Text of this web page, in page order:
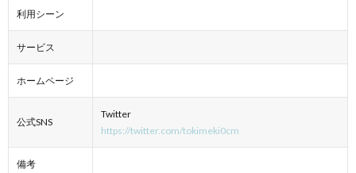
利用シーン
サービス
ホームページ
公式SNS
Twitter
https://twitter.com/tokimeki0cm
備考